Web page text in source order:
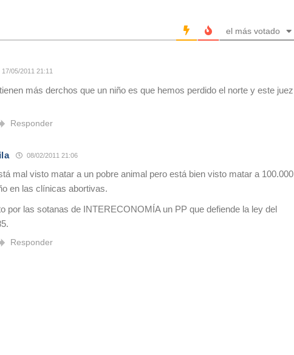
el más votado
17/05/2011 21:11
más derchos que un niño es que hemos perdido el norte y este juez
Responder
08/02/2011 21:06
mal visto matar a un pobre animal pero está bien visto matar a 100.000
en las clínicas abortivas.
por las sotanas de INTERECONOMÍA un PP que defiende la ley del
Responder